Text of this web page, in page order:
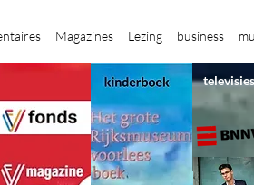
Magazines Lezing business